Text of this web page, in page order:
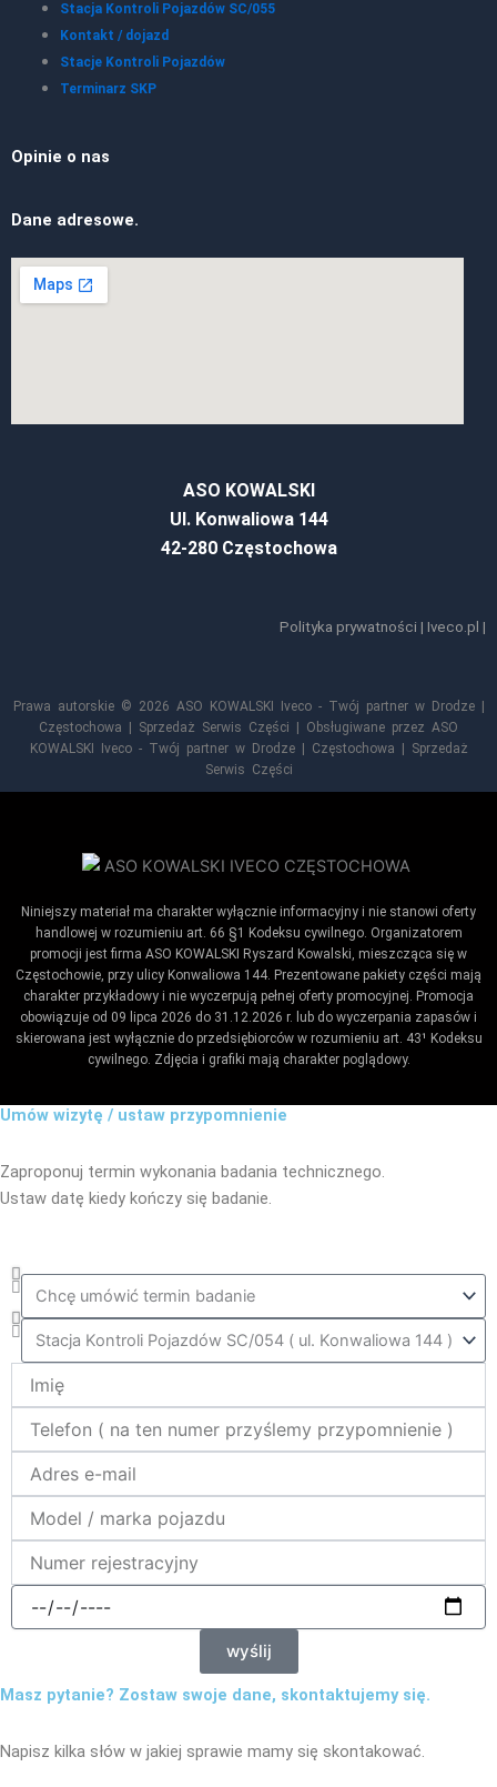
Stacja Kontroli Pojazdów SC/055
Kontakt / dojazd
Stacje Kontroli Pojazdów
Terminarz SKP
Opinie o nas
Dane adresowe.
ASO KOWALSKI
Ul. Konwaliowa 144
42-280 Częstochowa
Polityka prywatności | Iveco.pl |
Prawa autorskie © 2026 ASO KOWALSKI Iveco - Twój partner w Drodze |
Częstochowa | Sprzedaż Serwis Części | Obsługiwane przez ASO
KOWALSKI Iveco - Twój partner w Drodze | Częstochowa | Sprzedaż
Serwis Części
Niniejszy materiał ma charakter wyłącznie informacyjny i nie stanowi oferty
handlowej w rozumieniu art. 66 §1 Kodeksu cywilnego. Organizatorem
promocji jest firma ASO KOWALSKI Ryszard Kowalski, mieszcząca się w
Częstochowie, przy ulicy Konwaliowa 144. Prezentowane pakiety części mają
charakter przykładowy i nie wyczerpują pełnej oferty promocyjnej. Promocja
obowiązuje od 09 lipca 2026 do 31.12.2026 r. lub do wyczerpania zapasów i
skierowana jest wyłącznie do przedsiębiorców w rozumieniu art. 43¹ Kodeksu
cywilnego. Zdjęcia i grafiki mają charakter poglądowy.
Umów wizytę / ustaw przypomnienie
Zaproponuj termin wykonania badania technicznego.
Ustaw datę kiedy kończy się badanie.
Co_zrobic
ktora_stacja
mail
data
wyślij
Masz pytanie? Zostaw swoje dane, skontaktujemy się.
Napisz kilka słów w jakiej sprawie mamy się skontakować.